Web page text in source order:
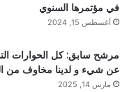
في مؤتمرها السنوي
أغسطس 15, 2024
مرشح سابق: كل الحوارات
عن شيء و لدينا مخاوف من
مارس 14, 2025